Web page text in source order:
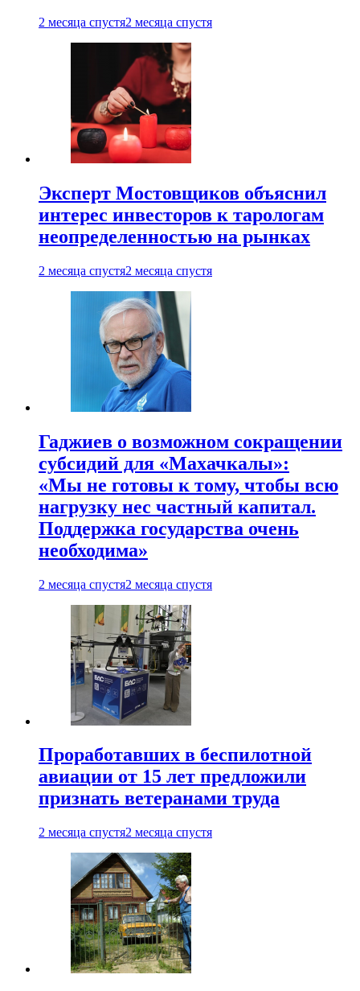
2 месяца спустя2 месяца спустя
Эксперт Мостовщиков объяснил
интерес инвесторов к тарологам
неопределенностью на рынках
2 месяца спустя2 месяца спустя
Гаджиев о возможном сокращении
субсидий для «Махачкалы»:
«Мы не готовы к тому, чтобы всю
нагрузку нес частный капитал.
Поддержка государства очень
необходима»
2 месяца спустя2 месяца спустя
Проработавших в беспилотной
авиации от 15 лет предложили
признать ветеранами труда
2 месяца спустя2 месяца спустя